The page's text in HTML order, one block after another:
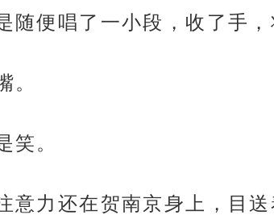
随便唱了一小段，收了手
。
笑。
意力还在贺南京身上，目